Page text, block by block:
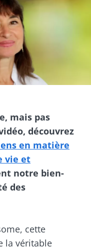
mais pas
découvrez
en matière
vie et
notre bien-
des
cette
la véritable